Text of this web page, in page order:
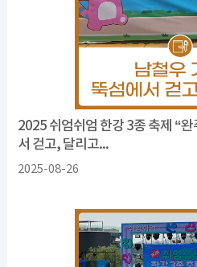
2025 쉬엄쉬엄 한강 3종 축제 “
서 걷고, 달리고...
2025-08-26